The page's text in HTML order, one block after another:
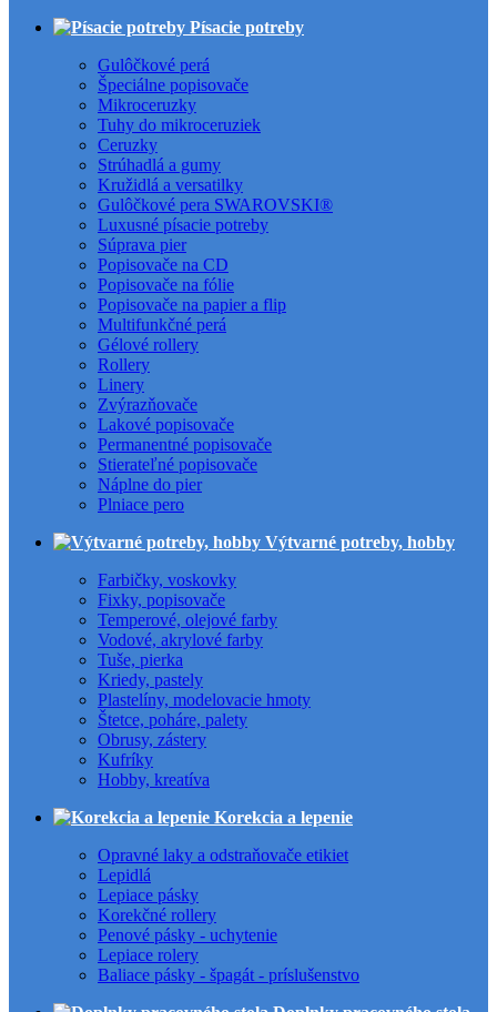
Písacie potreby
Gulôčkové perá
Špeciálne popisovače
Mikroceruzky
Tuhy do mikroceruziek
Ceruzky
Strúhadlá a gumy
Kružidlá a versatilky
Gulôčkové pera SWAROVSKI®
Luxusné písacie potreby
Súprava pier
Popisovače na CD
Popisovače na fólie
Popisovače na papier a flip
Multifunkčné perá
Gélové rollery
Rollery
Linery
Zvýrazňovače
Lakové popisovače
Permanentné popisovače
Stierateľné popisovače
Náplne do pier
Plniace pero
Výtvarné potreby, hobby
Farbičky, voskovky
Fixky, popisovače
Temperové, olejové farby
Vodové, akrylové farby
Tuše, pierka
Kriedy, pastely
Plastelíny, modelovacie hmoty
Štetce, poháre, palety
Obrusy, zástery
Kufríky
Hobby, kreatíva
Korekcia a lepenie
Opravné laky a odstraňovače etikiet
Lepidlá
Lepiace pásky
Korekčné rollery
Penové pásky - uchytenie
Lepiace rolery
Baliace pásky - špagát - príslušenstvo